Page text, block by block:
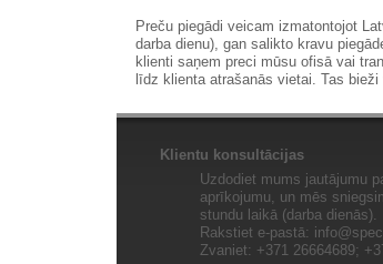
Preču piegādi veicam izmatontojot
darba dienu), gan salikto kravu
klienti saņem preci mūsu ofisā vai
līdz klienta atrašanās vietai. Tas
Klientu konsultācijas
Uzdodiet mums jautājumu
aprīkojumu, un mēs
stundu laikā (darba dienās).
Rakstiet e-pastā:
Zvaniet: +371 26664689;